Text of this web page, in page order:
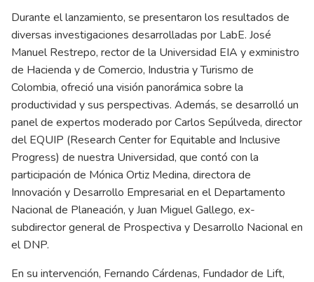
Durante el lanzamiento, se presentaron los resultados de
diversas investigaciones desarrolladas por LabE. José
Manuel Restrepo, rector de la Universidad EIA y exministro
de Hacienda y de Comercio, Industria y Turismo de
Colombia, ofreció una visión panorámica sobre la
productividad y sus perspectivas. Además, se desarrolló un
panel de expertos moderado por Carlos Sepúlveda, director
del EQUIP (Research Center for Equitable and Inclusive
Progress) de nuestra Universidad, que contó con la
participación de Mónica Ortiz Medina, directora de
Innovación y Desarrollo Empresarial en el Departamento
Nacional de Planeación, y Juan Miguel Gallego, ex-
subdirector general de Prospectiva y Desarrollo Nacional en
el DNP.
En su intervención, Fernando Cárdenas, Fundador de Lift,